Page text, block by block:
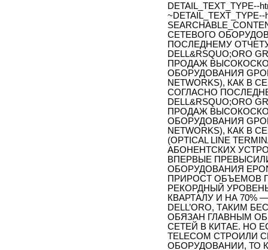
DETAIL_TEXT_TYPE--
~DETAIL_TEXT_TYPE--
СЕТЕВОГО
ПОСЛЕДНЕМУ
DELL&RSQUO;ORO
ПРОДАЖ
ОБОРУДОВАНИЯ GPON
NETWORKS), КАК В
СОГЛАСНО
DELL&RSQUO;ORO
ПРОДАЖ
ОБОРУДОВАНИЯ GPON
NETWORKS), КАК
(OPTICAL LINE
АБОНЕНТСКИХ
ВПЕРВЫЕ
ОБОРУДОВАНИЯ EPON
ПРИРОСТ ОБЪЕМОВ
РЕКОРДНЫЙ
КВАРТАЛУ И НА
DELL’ORO, ТАКИМ
ОБЯЗАН ГЛАВНЫМ
СЕТЕЙ В КИТАЕ. НО
TELECOM СТРОИЛИ
ОБОРУДОВАНИИ, ТО